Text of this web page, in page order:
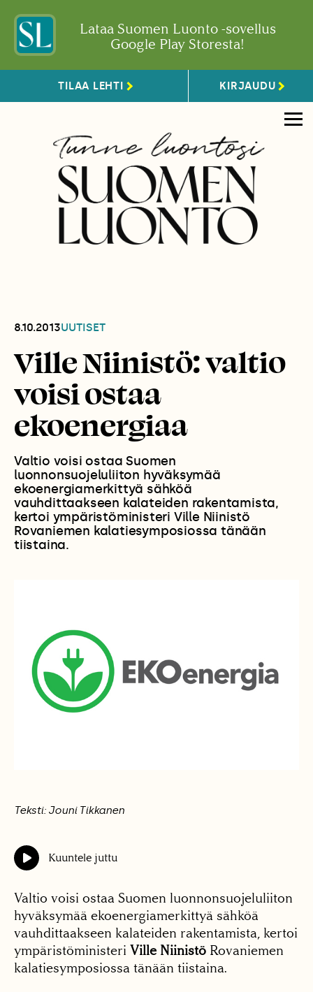
Lataa Suomen Luonto -sovellus
Google Play Storesta!
TILAA LEHTI KIRJAUDU
8.10.2013UUTISET
Ville Niinistö: valtio
voisi ostaa
ekoenergiaa
Valtio voisi ostaa Suomen
luonnonsuojeluliiton hyväksymää
ekoenergiamerkittyä sähköä
vauhdittaakseen kalateiden rakentamista,
kertoi ympäristöministeri Ville Niinistö
Rovaniemen kalatiesymposiossa tänään
tiistaina.
Teksti: Jouni Tikkanen
Kuuntele juttu
Valtio voisi ostaa Suomen luonnonsuojeluliiton
hyväksymää ekoenergiamerkittyä sähköä
vauhdittaakseen kalateiden rakentamista, kertoi
ympäristöministeri Ville Niinistö Rovaniemen
kalatiesymposiossa tänään tiistaina.